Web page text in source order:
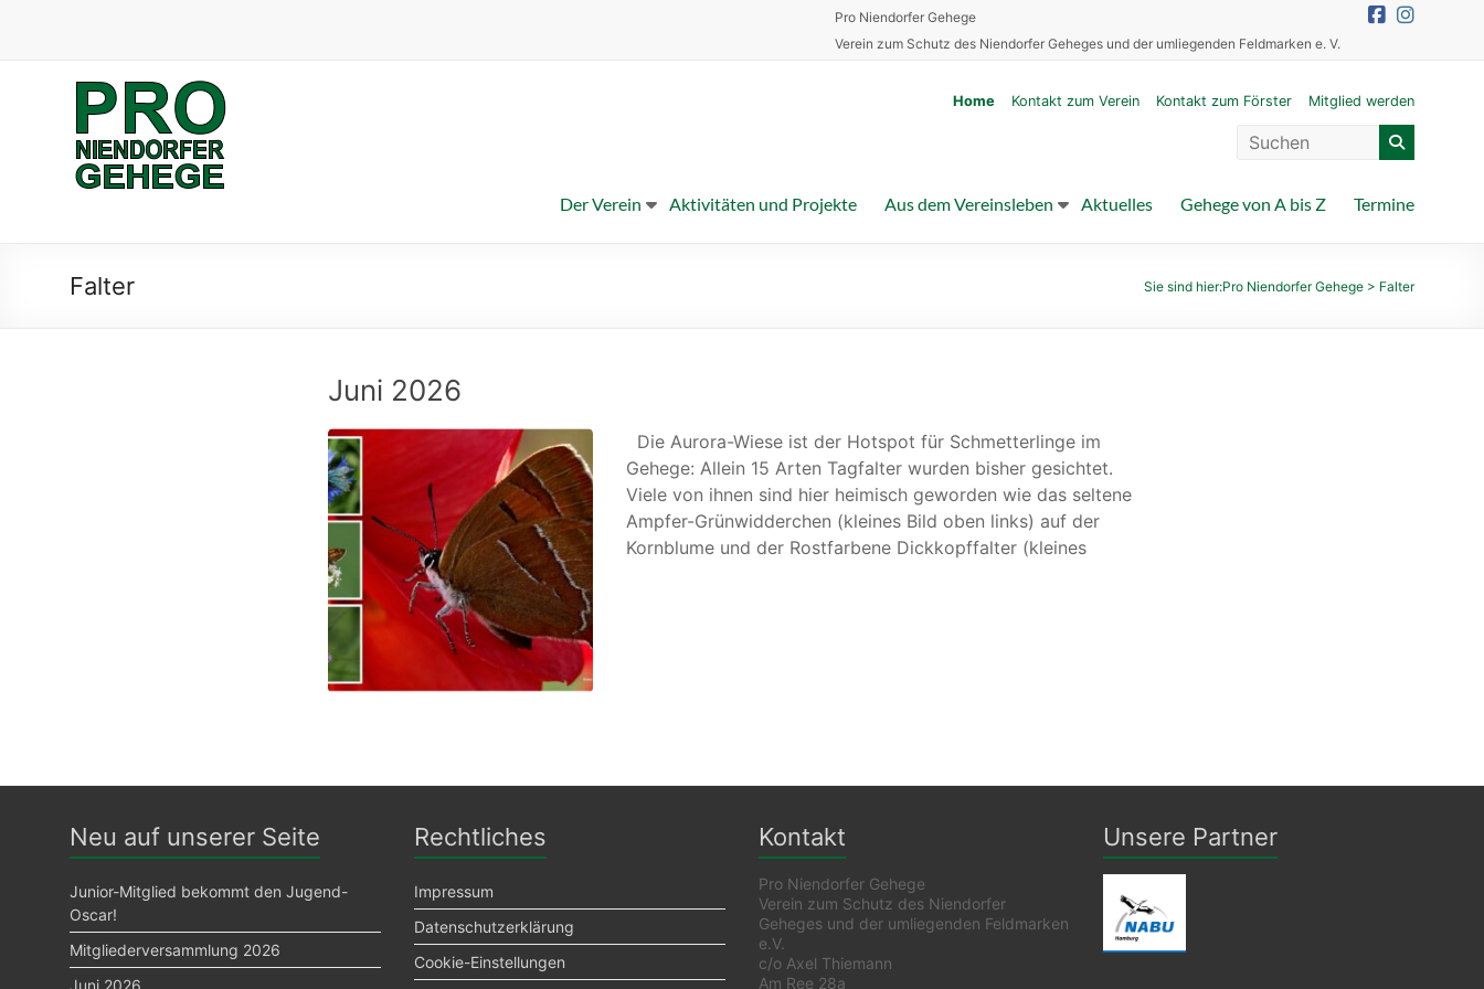
Pro Niendorfer Gehege
Verein zum Schutz des Niendorfer Geheges und der umliegenden Feldmarken e. V.
Pro
Niendorfer
Gehege
Schutz
Home Kontakt zum Verein Kontakt zum Förster Mitglied werden
Der Verein Aktivitäten und Projekte Aus dem Vereinsleben Aktuelles Gehege von A bis Z Termine
Falter Sie sind hier:Pro Niendorfer Gehege > Falter
Juni 2026
Die Aurora-Wiese ist der Hotspot für Schmetterlinge im
Gehege: Allein 15 Arten Tagfalter wurden bisher gesichtet.
Viele von ihnen sind hier heimisch geworden wie das seltene
Ampfer-Grünwidderchen (kleines Bild oben links) auf der
Kornblume und der Rostfarbene Dickkopffalter (kleines
Neu auf unserer Seite
Junior-Mitglied bekommt den Jugend-
Oscar!
Mitgliederversammlung 2026
Juni 2026
Rechtliches
Impressum
Datenschutzerklärung
Cookie-Einstellungen
Kontakt
Pro Niendorfer Gehege
Verein zum Schutz des Niendorfer
Geheges und der umliegenden Feldmarken
e.V.
c/o Axel Thiemann
Am Ree 28a
Unsere Partner